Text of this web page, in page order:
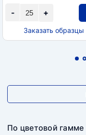
+
-
Заказать образцы
По цветовой гамме